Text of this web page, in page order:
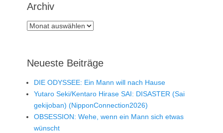
Archiv
Archiv
Neueste Beiträge
DIE ODYSSEE: Ein Mann will nach Hause
Yutaro Seki/Kentaro Hirase SAI: DISASTER (Sai
gekijoban) (NipponConnection2026)
OBSESSION: Wehe, wenn ein Mann sich etwas
wünscht